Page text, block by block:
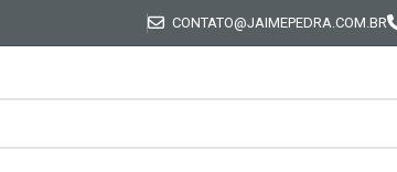
CONTATO@JAIMEPEDRA.COM.BR